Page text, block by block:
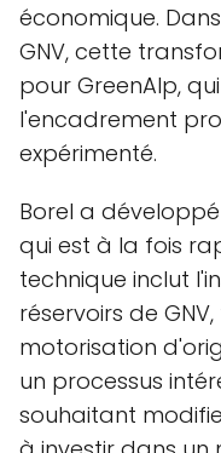
économique.
GNV, cette
pour GreenAlp,
l'encadrement
expérimenté.
Borel a
qui est à la fois
technique inclut
réservoirs de
motorisation
un processus
souhaitant